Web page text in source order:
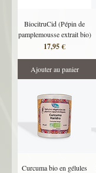
BiocitruCid (Pépin de
pamplemousse extrait bio)
Prix
17,95 €
Ajouter au panier
Curcuma bio en gélules